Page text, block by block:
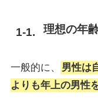
理想の年
一般的に、
男性は
よりも年上の男性